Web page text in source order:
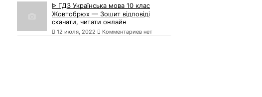
ᐈ ГДЗ Українська мова 10 клас
Жовтобрюх — Зошит відповіді
скачати, читати онлайн
12 июля, 2022 Комментариев нет